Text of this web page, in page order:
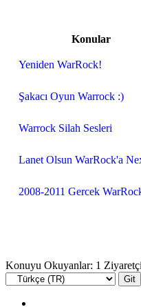
Konular
Yeniden WarRock!
Şakacı Oyun Warrock :)
Warrock Silah Sesleri
Lanet Olsun WarRock'a
2008-2011 Gercek
Konuyu Okuyanlar: 1 Ziyaretçi